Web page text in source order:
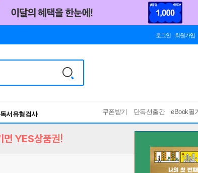
로그인 회원가입
독서유형검사
RBTI Lab
쿠폰받기 단독선출간 eBook필
면 YES상품권!